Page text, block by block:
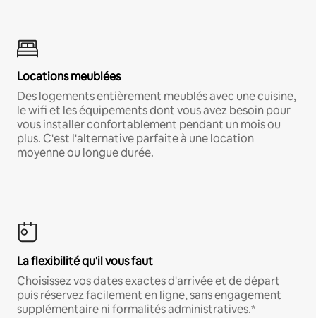
Locations meublées
Des logements entièrement meublés avec une cuisine,
le wifi et les équipements dont vous avez besoin pour
vous installer confortablement pendant un mois ou
plus. C'est l'alternative parfaite à une location
moyenne ou longue durée.
La flexibilité qu'il vous faut
Choisissez vos dates exactes d'arrivée et de départ
puis réservez facilement en ligne, sans engagement
supplémentaire ni formalités administratives.*